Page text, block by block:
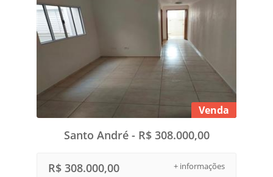
Venda
Santo André - R$ 308.000,00
+ informações
R$ 308.000,00